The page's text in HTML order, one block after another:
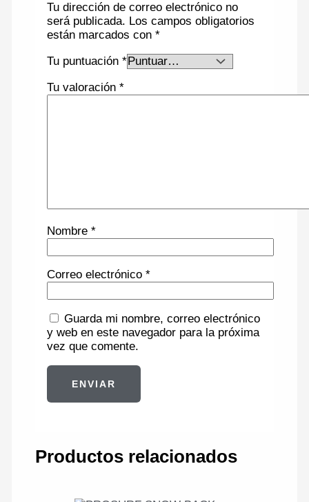
Tu dirección de correo electrónico no
será publicada. Los campos obligatorios
están marcados con*
Tu puntuación*
Tu valoración*
Nombre*
Correo electrónico*
Guarda mi nombre, correo electrónico
y web en este navegador para la próxima
vez que comente.
Productos relacionados